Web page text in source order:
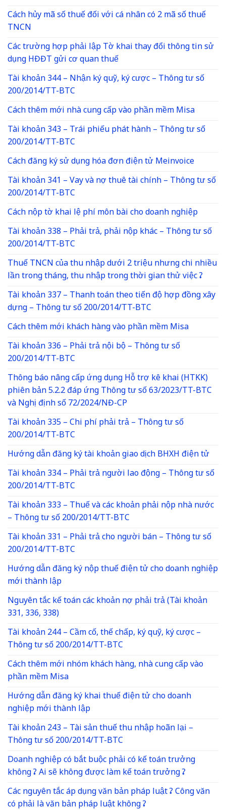
Cách hủy mã số thuế đối với cá nhân có 2 mã số thuế
TNCN
Các trường hợp phải lập Tờ khai thay đổi thông tin sử
dụng HĐĐT gửi cơ quan thuế
Tài khoản 344 – Nhận ký quỹ, ký cược – Thông tư số
200/2014/TT-BTC
Cách thêm mới nhà cung cấp vào phần mềm Misa
Tài khoản 343 – Trái phiếu phát hành – Thông tư số
200/2014/TT-BTC
Cách đăng ký sử dụng hóa đơn điện tử Meinvoice
Tài khoản 341 – Vay và nợ thuê tài chính – Thông tư số
200/2014/TT-BTC
Cách nộp tờ khai lệ phí môn bài cho doanh nghiệp
Tài khoản 338 – Phải trả, phải nộp khác – Thông tư số
200/2014/TT-BTC
Thuế TNCN của thu nhập dưới 2 triệu nhưng chi nhiều
lần trong tháng, thu nhập trong thời gian thử việc ?
Tài khoản 337 – Thanh toán theo tiến độ hợp đồng xây
dựng – Thông tư số 200/2014/TT-BTC
Cách thêm mới khách hàng vào phần mềm Misa
Tài khoản 336 – Phải trả nội bộ – Thông tư số
200/2014/TT-BTC
Thông báo nâng cấp ứng dụng Hỗ trợ kê khai (HTKK)
phiên bản 5.2.2 đáp ứng Thông tư số 63/2023/TT-BTC
và Nghị định số 72/2024/NĐ-CP
Tài khoản 335 – Chi phí phải trả – Thông tư số
200/2014/TT-BTC
Hướng dẫn đăng ký tài khoản giao dịch BHXH điện tử
Tài khoản 334 – Phải trả người lao động – Thông tư số
200/2014/TT-BTC
Tài khoản 333 – Thuế và các khoản phải nộp nhà nước
– Thông tư số 200/2014/TT-BTC
Tài khoản 331 – Phải trả cho người bán – Thông tư số
200/2014/TT-BTC
Hướng dẫn đăng ký nộp thuế điện tử cho doanh nghiệp
mới thành lập
Nguyên tắc kế toán các khoản nợ phải trả (Tài khoản
331, 336, 338)
Tài khoản 244 – Cầm cố, thế chấp, ký quỹ, ký cược –
Thông tư số 200/2014/TT-BTC
Cách thêm mới nhóm khách hàng, nhà cung cấp vào
phần mềm Misa
Hướng dẫn đăng ký khai thuế điện tử cho doanh
nghiệp mới thành lập
Tài khoản 243 – Tài sản thuế thu nhập hoãn lại –
Thông tư số 200/2014/TT-BTC
Doanh nghiệp có bắt buộc phải có kế toán trưởng
không ? Ai sẽ không được làm kế toán trưởng ?
Các nguyên tắc áp dụng văn bản pháp luật ? Công văn
có phải là văn bản pháp luật không ?